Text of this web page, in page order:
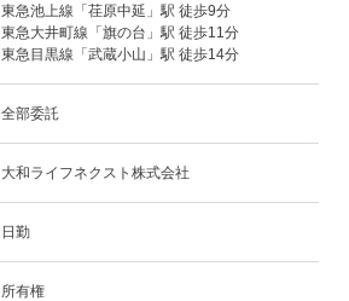
東急池上線「荏原中延」駅 徒歩9分
東急大井町線「旗の台」駅 徒歩11分
東急目黒線「武蔵小山」駅 徒歩14分
全部委託
大和ライフネクスト株式会社
日勤
所有権